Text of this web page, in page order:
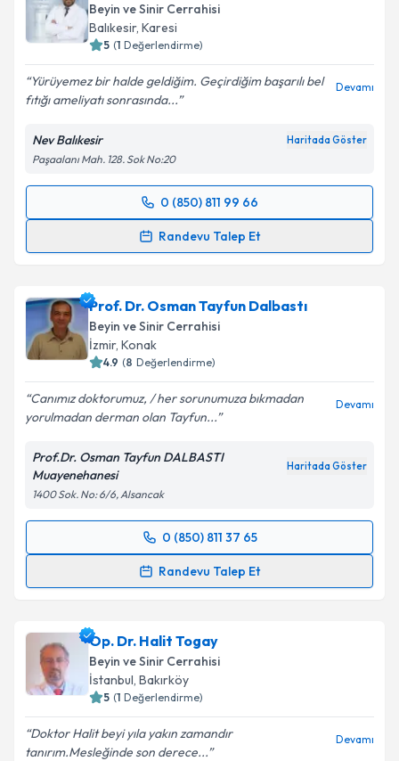
Beyin ve Sinir Cerrahisi
Balıkesir, Karesi
5 (1 Değerlendirme)
Yürüyemez bir halde geldiğim. Geçirdiğim başarılı bel
fıtığı ameliyatı sonrasında...
Devamı
Nev Balıkesir Haritada Göster
Paşaalanı Mah. 128. Sok No:20
0 (850) 811 99 66
Randevu Talep Et
Randevu Takvimi Talebi
takvim hazırlandığında e-posta ile bilgilendireceğiz.
E-posta Adresiniz
Kişisel verilerimin işlenmesine ilişkin
kapsamda işlenmesini kabul ediyorum.
Takvim Talebini Gönder
Prof. Dr. Osman Tayfun Dalbastı
Beyin ve Sinir Cerrahisi
İzmir, Konak
4.9 (8 Değerlendirme)
Canımız doktorumuz, / her sorunumuza bıkmadan
yorulmadan derman olan Tayfun...
Devamı
Prof.Dr. Osman Tayfun DALBASTI
Muayenehanesi
Haritada Göster
1400 Sok. No: 6/6, Alsancak
0 (850) 811 37 65
Randevu Talep Et
Randevu Takvimi Talebi
almanız için bir takvim hazırlandığında e-posta ile
bilgilendireceğiz.
E-posta Adresiniz
Op. Dr. Halit Togay
Beyin ve Sinir Cerrahisi
İstanbul, Bakırköy
5 (1 Değerlendirme)
Doktor Halit beyi yıla yakın zamandır
tanırım.Mesleğinde son derece...
Devamı